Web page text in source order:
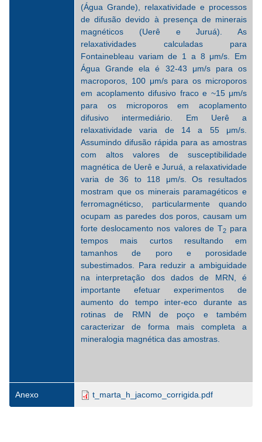
(Água Grande), relaxatividade e processos
de difusão devido à presença de minerais
magnéticos (Uerê e Juruá). As
relaxatividades calculadas para
Fontainebleau variam de 1 a 8 μm/s. Em
Água Grande ela é 32-43 μm/s para os
macroporos, 100 μm/s para os microporos
em acoplamento difusivo fraco e ~15 μm/s
para os microporos em acoplamento
difusivo intermediário. Em Uerê a
relaxatividade varia de 14 a 55 μm/s.
Assumindo difusão rápida para as amostras
com altos valores de susceptibilidade
magnética de Uerê e Juruá, a relaxatividade
varia de 36 to 118 μm/s. Os resultados
mostram que os minerais paramagéticos e
ferromagnéticso, particularmente quando
ocupam as paredes dos poros, causam um
forte deslocamento nos valores de T2para
tempos mais curtos resultando em
tamanhos de poro e porosidade
subestimados. Para reduzir a ambiguidade
na interpretação dos dados de MRN, é
importante efetuar experimentos de
aumento do tempo inter-eco durante as
rotinas de RMN de poço e também
caracterizar de forma mais completa a
mineralogia magnética das amostras.
Anexo t_marta_h_jacomo_corrigida.pdf